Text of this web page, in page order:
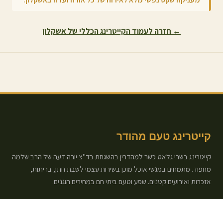
← חזרה לעמוד הקייטרינג הכללי שלאשקלון
קייטרינג טעם מהודר
קייטרינג בשרי גלאט כשר למהדרין בהשגחת בד"צ יורה דעה של הרב שלמה
מחפוד. מתמחים במגשי אוכל מוכן בשירות עצמי לשבת חתן, בריתות,
אזכרות ואירועים קטנים. שפע וטעם ביתי חם במחירים הוגנים.